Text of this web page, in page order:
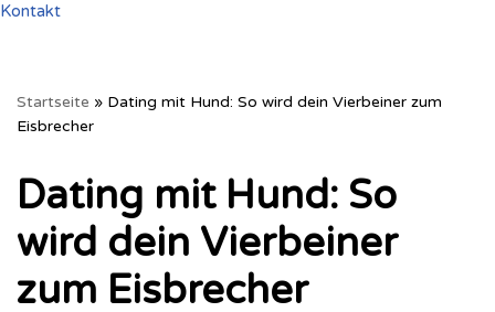
Kontakt
Startseite » Dating mit Hund: So wird dein Vierbeiner zum
Eisbrecher
Dating mit Hund: So
wird dein Vierbeiner
zum Eisbrecher